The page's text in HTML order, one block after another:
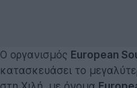
Ο οργανισμός European
κατασκευάσει το